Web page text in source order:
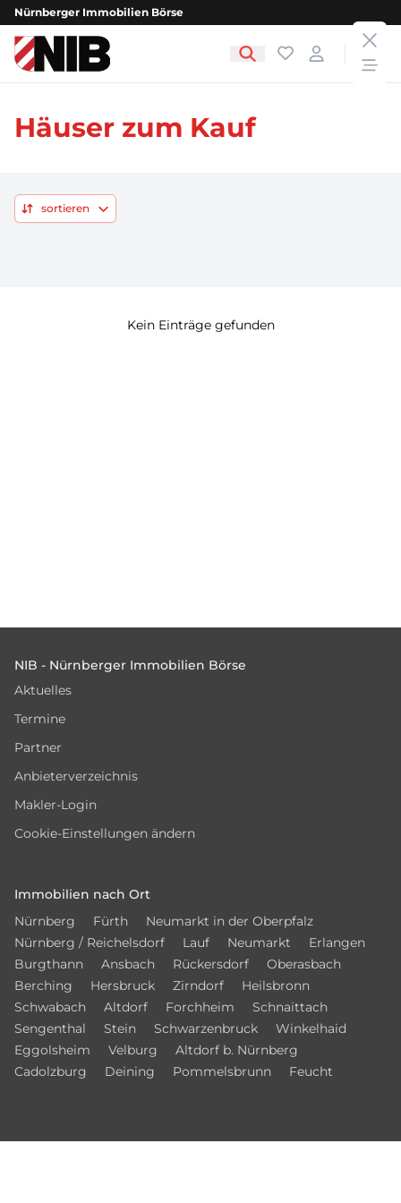
Nürnberger Immobilien Börse
NIB - Nürnberger Immobilien Börse Favoriten
Login
Häuser zum Kauf
sortieren
Kein Einträge gefunden
NIB - Nürnberger Immobilien Börse
Aktuelles
Termine
Partner
Anbieterverzeichnis
Makler-Login
Cookie-Einstellungen ändern
Immobilien nach Ort
Nürnberg
Fürth
Neumarkt in der Oberpfalz
Nürnberg / Reichelsdorf
Lauf Neumarkt
Erlangen
Burgthann
Ansbach Rückersdorf
Oberasbach
Berching
Hersbruck Zirndorf
Heilsbronn
Schwabach
Altdorf Forchheim
Schnaittach
Sengenthal
Stein Schwarzenbruck
Winkelhaid
Eggolsheim
Velburg
Altdorf b. Nürnberg
Cadolzburg
Deining Pommelsbrunn Feucht